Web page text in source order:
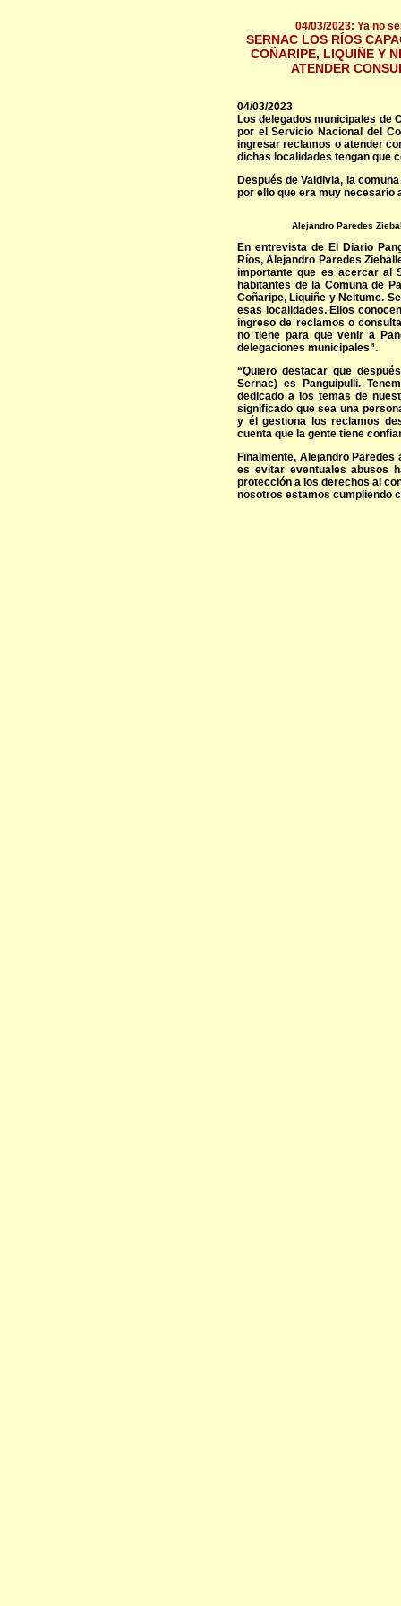
04/03/2023: Ya no
SERNAC LOS RÍOS
COÑARIPE, LIQUIÑE Y
ATENDER
04/03/2023
Los delegados municipales de
por el Servicio Nacional del
ingresar reclamos o atender
dichas localidades tengan que
Después de Valdivia, la
por ello que era muy necesario
Alejandro Paredes
En entrevista de El Diario
Ríos, Alejandro Paredes
importante que es acercar al
habitantes de la Comuna de
Coñaripe, Liquiñe y Neltume.
esas localidades. Ellos
ingreso de reclamos o
no tiene para que venir a
delegaciones municipales”.
“Quiero destacar que
Sernac) es Panguipulli.
dedicado a los temas de
significado que sea una
y él gestiona los reclamos
cuenta que la gente tiene
Finalmente, Alejandro
es evitar eventuales abusos
protección a los derechos al
nosotros estamos cumpliendo